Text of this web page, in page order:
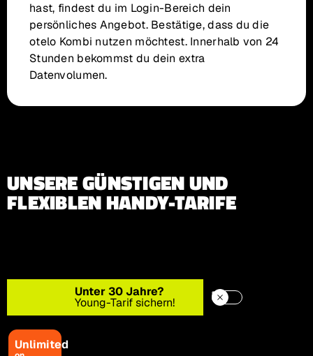
hast, findest du im Login-Bereich dein
persönliches Angebot. Bestätige, dass du die
otelo Kombi nutzen möchtest. Innerhalb von 24
Stunden bekommst du dein extra
Datenvolumen.
UNSERE GÜNSTIGEN UND
FLEXIBLEN HANDY-TARIFE
Unter 30 Jahre?
Young-Tarif sichern!
Junge, coole Frau mit Lederjacke und Speed-Pfeilen im
Tarifauswahl
Unlimited on Demand
Unlimited
29,99€ mtl.